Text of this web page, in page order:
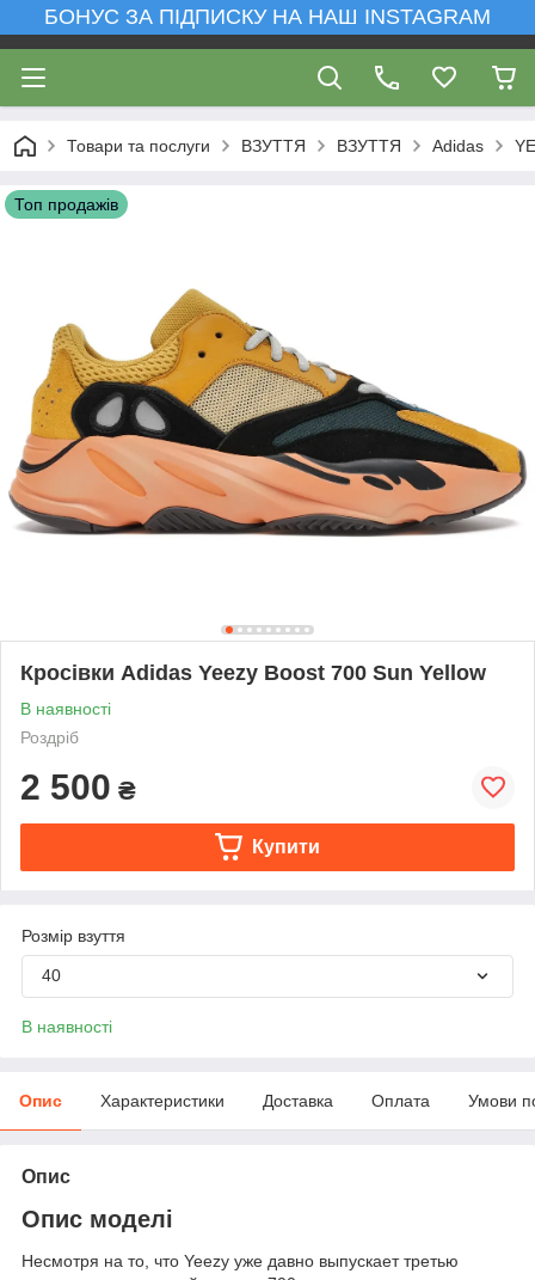
БОНУС ЗА ПІДПИСКУ НА НАШ INSTAGRAM
Товари та послуги ВЗУТТЯ ВЗУТТЯ Adidas
Топ продажів
Кросівки Adidas Yeezy Boost 700 Sun Yellow
В наявності
Роздріб
2 500 ₴
Купити
Розмір взуття
40
В наявності
Опис Характеристики Доставка Оплата Умови
Опис
Опис моделі
Несмотря на то, что Yeezy уже давно выпускает третью